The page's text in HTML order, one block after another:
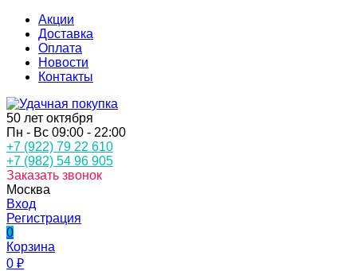
Акции
Доставка
Оплата
Новости
Контакты
50 лет октября
Пн - Вс 09:00 - 22:00
+7 (922) 79 22 610
+7 (982) 54 96 905
Заказать звонок
Москва
Вход
Регистрация
0
Корзина
0 ₽